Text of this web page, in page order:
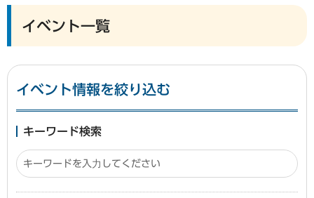
イベント一覧
イベント情報を絞り込む
キーワード検索